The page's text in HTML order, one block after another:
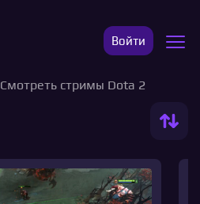
Войти
Смотреть стримы Dota 2